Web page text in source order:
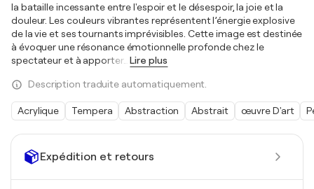
Expédition et retours
la bataille incessante entre l'espoir et le désespoir, la joie et la
douleur. Les couleurs vibrantes représentent l’énergie explosive
de la vie et ses tournants imprévisibles. Cette image est destinée
à évoquer une résonance émotionnelle profonde chez le
spectateur et à apporter… Lire plus
Description traduite automatiquement.
Acrylique Tempera Abstraction Abstrait œuvre D'art